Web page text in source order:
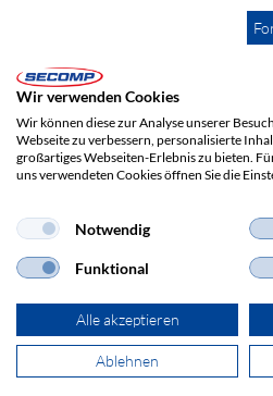
Impressum AGB
© 2026 SECOMP Electronic Components
powered by
Wir verwenden Cookies
Wir können diese zur Analyse unserer
Webseite zu verbessern, personalisierte
großartiges Webseiten-Erlebnis zu bieten.
uns verwendeten Cookies öffnen Sie die
Notwendig
Funktional
Alle akzeptieren
Ablehnen